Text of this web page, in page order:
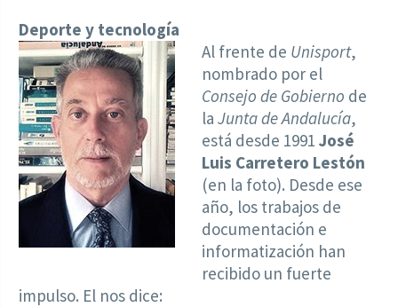
Deporte y tecnología
Al frente de Unisport,
nombrado por el
Consejo de Gobierno de
laJunta de Andalucía,
está desde 1991José
Luis Carretero Lestón
(en la foto). Desde ese
año, los trabajos de
documentación e
informatización han
recibido un fuerte
impulso. El nos dice: